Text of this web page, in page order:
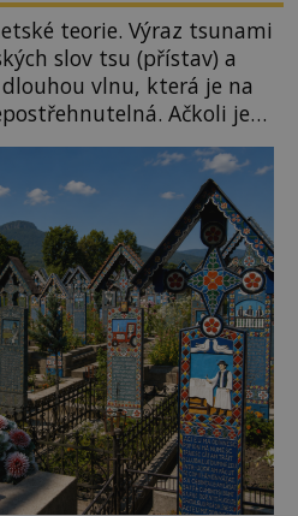
teorie. Výraz tsunami
slov tsu (přístav) a
dlouhou vlnu, která je na
Ačkoli je
kilometrů, výška vlny
1,5 metru. Máme se
i v Evropě? Vznik